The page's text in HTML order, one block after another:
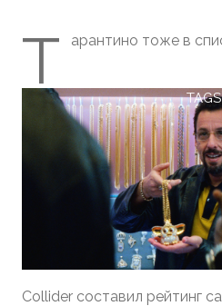
TAGS
Т арантино тоже в
Collider составил рейтинг